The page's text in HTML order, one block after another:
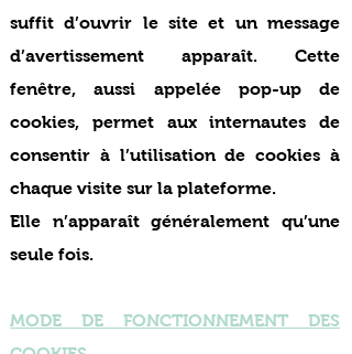
suffit d’ouvrir le site et un message
d’avertissement apparaît. Cette
fenêtre, aussi appelée pop-up de
cookies, permet aux internautes de
consentir à l’utilisation de cookies à
chaque visite sur la plateforme.
Elle n’apparaît généralement qu’une
seule fois.
MODE DE FONCTIONNEMENT DES